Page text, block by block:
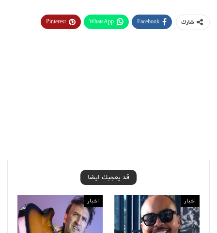
شارك Facebook
WhatsApp
Pinterest
قد يعجبك ايضا
اخبار اخبار